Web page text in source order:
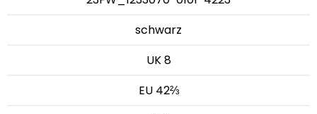
schwarz
UK 8
EU 42⅔